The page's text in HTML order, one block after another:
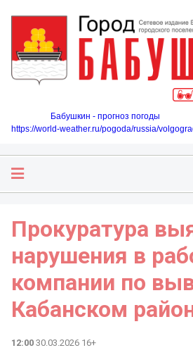
Бабушкин - прогноз погоды
https://world-weather.ru/pogoda/russia/
Прокуратура
нарушения в
компании по
Кабанском
12:00 30.03.2026 16+